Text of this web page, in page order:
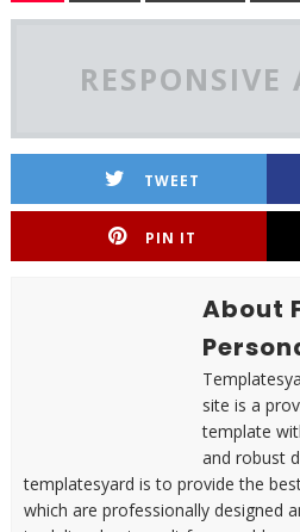
RESPONSIVE
TWEET
PIN IT
About
site is a
template
and robust
templatesyard is to provide the
which are professionally designed